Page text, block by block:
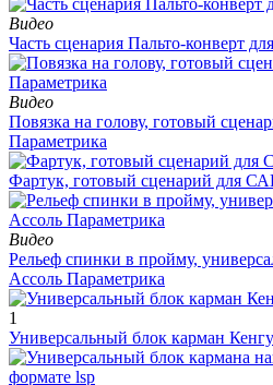
Видео
Часть сценария Пальто-конверт
Видео
Повязка на голову, готовый
Параметрика
Фартук, готовый сценарий для
Видео
Рельеф спинки в пройму,
Ассоль Параметрика
1
Универсальный блок карман